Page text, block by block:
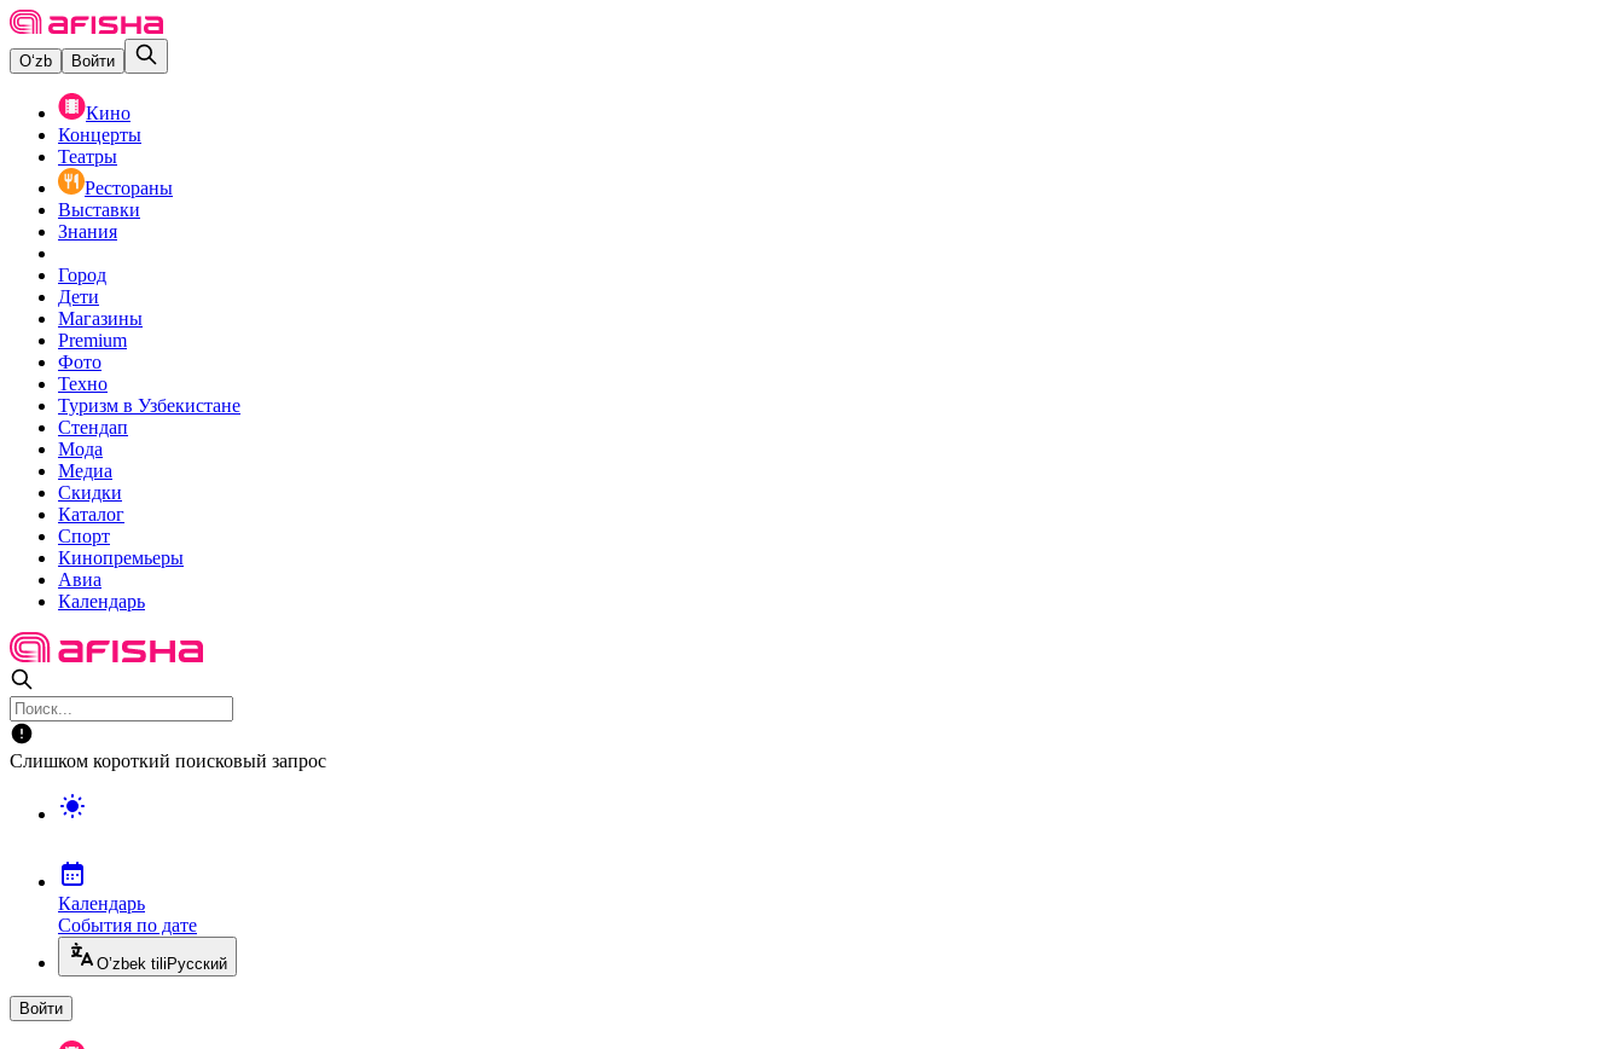
O‘zb Войти
Кино
Концерты
Театры
Рестораны
Выставки
Знания
Город
Дети
Магазины
Premium
Фото
Техно
Туризм в Узбекистане
Стендап
Мода
Медиа
Скидки
Каталог
Спорт
Кинопремьеры
Авиа
Календарь
Слишком короткий поисковый запрос
Календарь
События по дате
O’zbek tili Русский
Войти